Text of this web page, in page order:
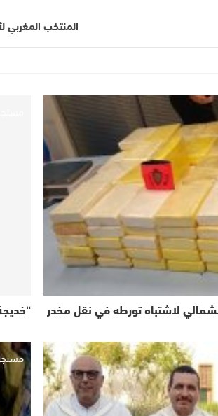
المنتخب المغربي لأقل من 17 سنة يحقق فوزًا تاريخيًا
لاشتباه تورطه في نقل مخدر